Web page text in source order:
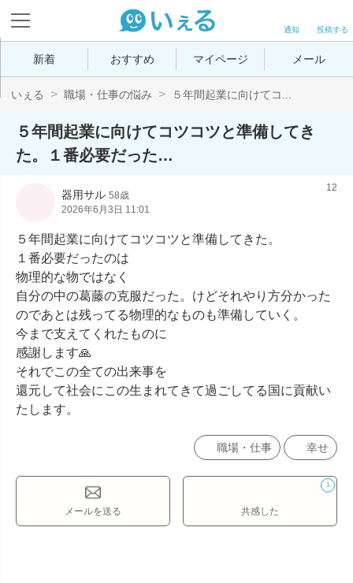
投稿する
通知
新着 おすすめ マイページ メール
いぇる 職場・仕事の悩み ５年間起業に向けてコ...
５年間起業に向けてコツコツと準備してき
た。１番必要だった…
器用サル 58歳
2026年6月3日 11:01
12
５年間起業に向けてコツコツと準備してきた。
１番必要だったのは
物理的な物ではなく
自分の中の葛藤の克服だった。けどそれやり方分かった
のであとは残ってる物理的なものも準備していく。
今まで支えてくれたものに
感謝します🙏
それでこの全ての出来事を
還元して社会にこの生まれてきて過ごしてる国に貢献い
たします。
職場・仕事 幸せ
メールを送る
1
共感した